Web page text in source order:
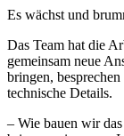
Es wächst und
Das Team hat die
gemeinsam neue
bringen,
technische Details.
– Wie bauen wir